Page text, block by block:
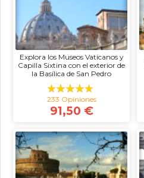
Explora los Museos Vaticanos y
Capilla Sixtina con el exterior de
la Basílica de San Pedro
233 Opiniones
91,50 €